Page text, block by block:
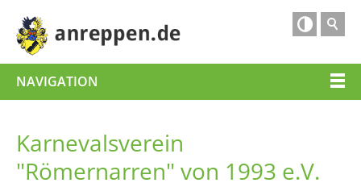

NAVIGATION
Karnevalsverein
"Römernarren" von 1993 e.V.